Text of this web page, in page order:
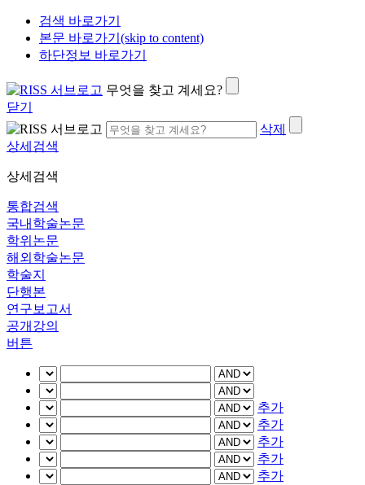
검색 바로가기
본문 바로가기(skip to content)
하단정보 바로가기
무엇을 찾고 계세요?
닫기
삭제
상세검색
상세검색
통합검색
국내학술논문
학위논문
해외학술논문
학술지
단행본
연구보고서
공개강의
버튼
추가
추가
추가
추가
추가